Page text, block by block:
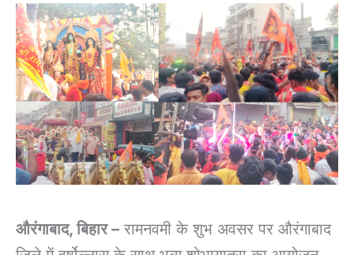
औरंगाबाद, बिहार – रामनवमी के शुभ अवसर पर औरंगाबाद